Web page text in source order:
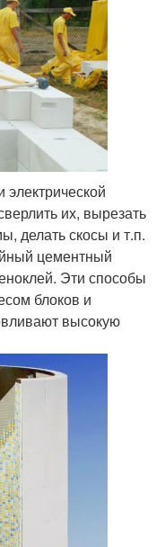
электрической
их, вырезать
делать скосы и т.п.
цементный
Эти способы
блоков и
высокую